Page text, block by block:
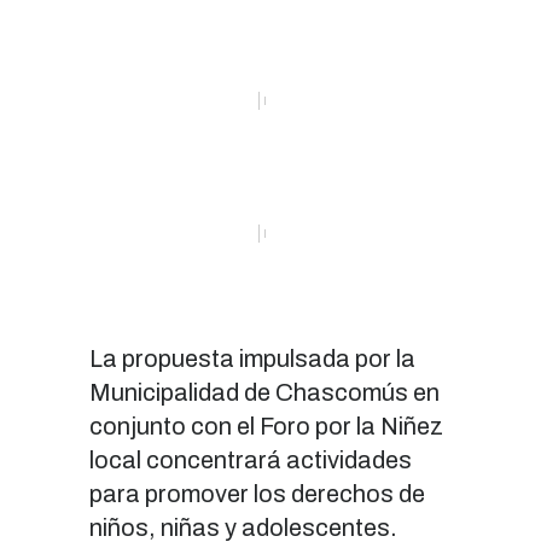
La propuesta impulsada por la
Municipalidad de Chascomús en
conjunto con el Foro por la Niñez
local concentrará actividades
para promover los derechos de
niños, niñas y adolescentes.